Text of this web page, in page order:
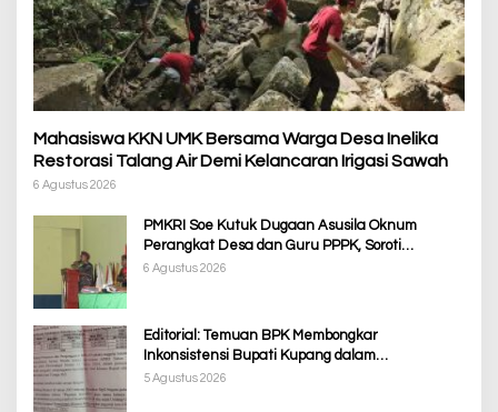
Mahasiswa KKN UMK Bersama Warga Desa Inelika
Restorasi Talang Air Demi Kelancaran Irigasi Sawah
6 Agustus 2026
PMKRI Soe Kutuk Dugaan Asusila Oknum
Perangkat Desa dan Guru PPPK, Soroti
Ketimpangan Penanganan Pemkab TTS
6 Agustus 2026
Editorial: Temuan BPK Membongkar
Inkonsistensi Bupati Kupang dalam
Menjalankan Regulasi
5 Agustus 2026